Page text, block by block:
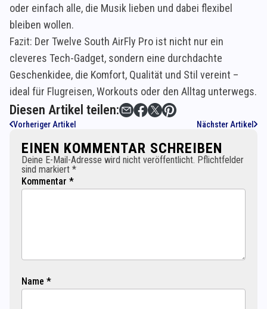
oder einfach alle, die Musik lieben und dabei flexibel
bleiben wollen.
Fazit: Der Twelve South AirFly Pro ist nicht nur ein
cleveres Tech-Gadget, sondern eine durchdachte
Geschenkidee, die Komfort, Qualität und Stil vereint –
ideal für Flugreisen, Workouts oder den Alltag unterwegs.
Diesen Artikel teilen:
Vorheriger Artikel Nächster Artikel
EINEN KOMMENTAR SCHREIBEN
Deine E-Mail-Adresse wird nicht veröffentlicht. Pflichtfelder
sind markiert *
Kommentar *
Name *